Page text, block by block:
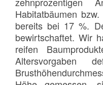
Habitatbäumen
bereits bei 17 %.
bewirtschaftet. Wir
reifen
Altersvorgaben